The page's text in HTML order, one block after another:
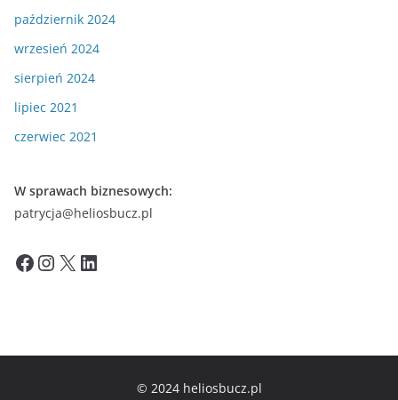
październik 2024
wrzesień 2024
sierpień 2024
lipiec 2021
czerwiec 2021
W sprawach biznesowych:
patrycja@heliosbucz.pl
Facebook InstagramX LinkedIn
© 2024 heliosbucz.pl